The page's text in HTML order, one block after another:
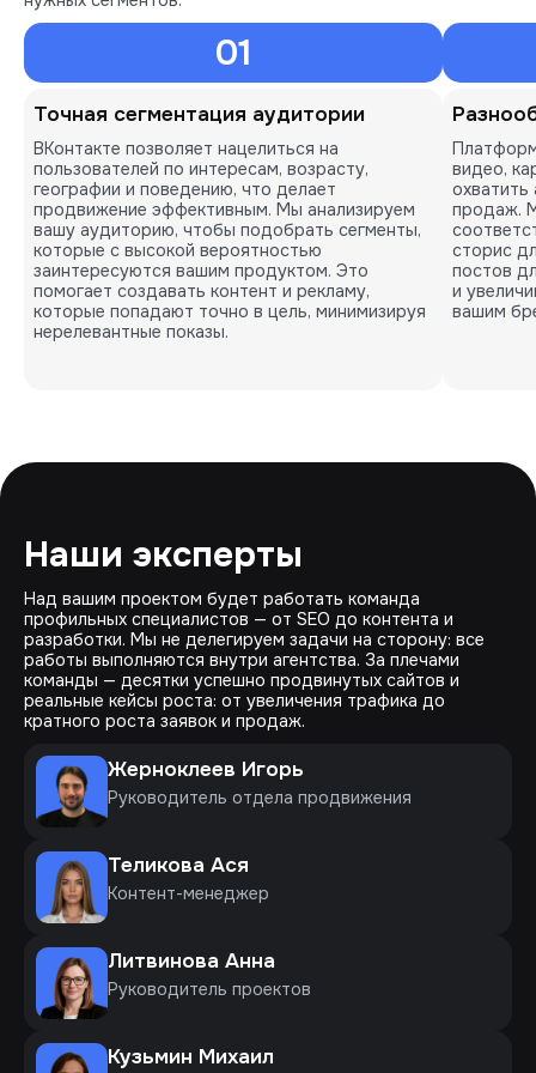
01
Точная сегментация аудитории
ВКонтакте позволяет нацелиться на
пользователей по интересам, возрасту,
географии и поведению, что делает
продвижение эффективным. Мы анализируем
вашу аудиторию, чтобы подобрать сегменты,
которые с высокой вероятностью
заинтересуются вашим продуктом. Это
помогает создавать контент и рекламу,
которые попадают точно в цель, минимизируя
нерелевантные показы.
видео,
охватить
продаж.
сторис
постов
и
вашим
Наши эксперты
Над вашим проектом будет работать команда
профильных специалистов — от SEO до контента и
разработки. Мы не делегируем задачи на сторону: все
работы выполняются внутри агентства. За плечами
команды — десятки успешно продвинутых сайтов и
реальные кейсы роста: от увеличения трафика до
кратного роста заявок и продаж.
Жерноклеев Игорь
Руководитель отдела продвижения
Теликова Ася
Контент-менеджер
Литвинова Анна
Руководитель проектов
Кузьмин Михаил